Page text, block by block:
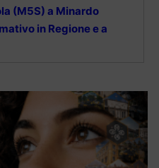
(M5S) a Minardo
in Regione e a